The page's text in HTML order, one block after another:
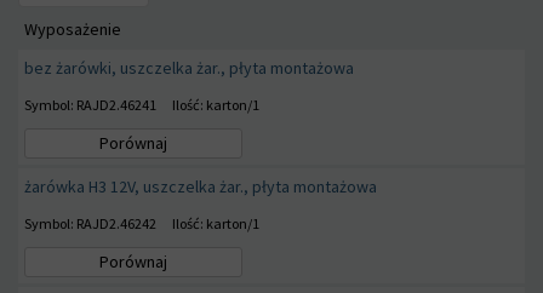
Wyposażenie
bez żarówki, uszczelka żar., płyta montażowa
Symbol: RAJD2.46241 Ilość: karton/1
Porównaj
żarówka H3 12V, uszczelka żar., płyta montażowa
Symbol: RAJD2.46242 Ilość: karton/1
Porównaj